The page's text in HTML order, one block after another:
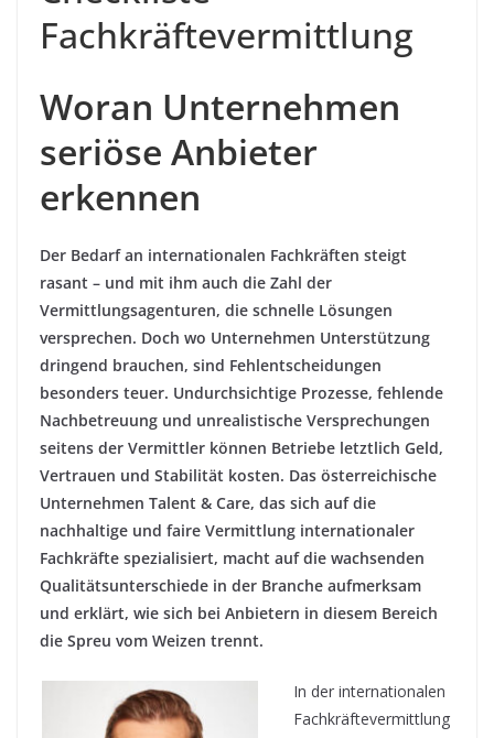
Fachkräftevermittlung
Woran Unternehmen
seriöse Anbieter
erkennen
Der Bedarf an internationalen Fachkräften steigt
rasant – und mit ihm auch die Zahl der
Vermittlungsagenturen, die schnelle Lösungen
versprechen. Doch wo Unternehmen Unterstützung
dringend brauchen, sind Fehlentscheidungen
besonders teuer. Undurchsichtige Prozesse, fehlende
Nachbetreuung und unrealistische Versprechungen
seitens der Vermittler können Betriebe letztlich Geld,
Vertrauen und Stabilität kosten. Das österreichische
Unternehmen Talent & Care, das sich auf die
nachhaltige und faire Vermittlung internationaler
Fachkräfte spezialisiert, macht auf die wachsenden
Qualitätsunterschiede in der Branche aufmerksam
und erklärt, wie sich bei Anbietern in diesem Bereich
die Spreu vom Weizen trennt.
In der internationalen
Fachkräftevermittlung